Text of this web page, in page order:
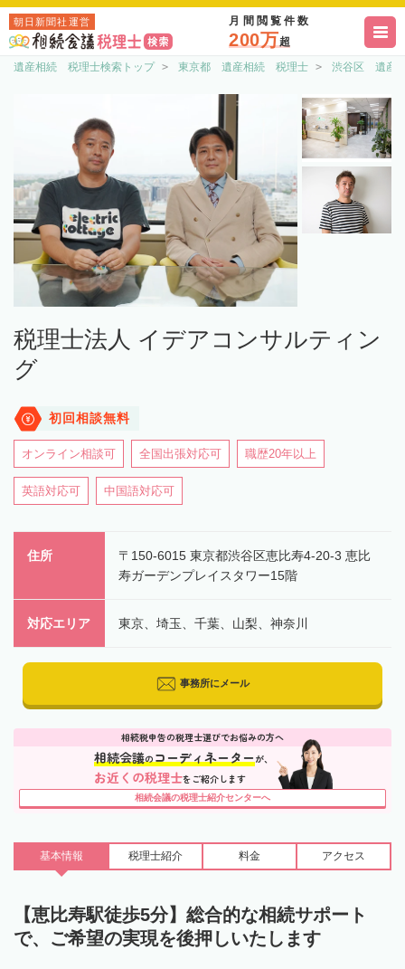
朝日新聞社運営 月間閲覧件数
200万超
遺産相続 税理士検索トップ 東京都 遺産相続 税理士 渋谷区 遺産
税理士法人 イデアコンサルティン
グ
初回相談無料
オンライン相談可 全国出張対応可 職歴20年以上
英語対応可 中国語対応可
住所
〒150-6015 東京都渋谷区恵比寿4-20-3 恵比
寿ガーデンプレイスタワー15階
対応エリア 東京、埼玉、千葉、山梨、神奈川
事務所にメール
相続税申告の税理士選びでお悩みの方へ
相続会議のコーディネーターが、
お近くの税理士をご紹介します
相続会議の税理士紹介センターへ
基本情報 税理士紹介 料金 アクセス
【恵比寿駅徒歩5分】総合的な相続サポート
で、ご希望の実現を後押しいたします